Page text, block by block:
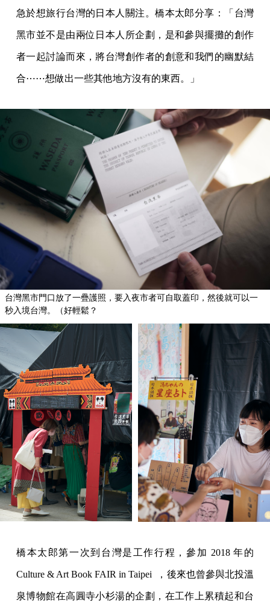
急於想旅行台灣的日本人關注。橋本太郎分享：「台灣
黑市並不是由兩位日本人所企劃，是和參與擺攤的創作
者一起討論而來，將台灣創作者的創意和我們的幽默結
合⋯⋯想做出一些其他地方沒有的東西。」
台灣黑市門口放了一疊護照，要入夜市者可自取蓋印，然後就可以一
秒入境台灣。（好輕鬆？
橋本太郎第一次到台灣是工作行程，參加 2018 年的
Culture & Art Book FAIR in Taipei ，後來也曾參與北投溫
泉博物館在高圓寺小杉湯的企劃，在工作上累積起和台